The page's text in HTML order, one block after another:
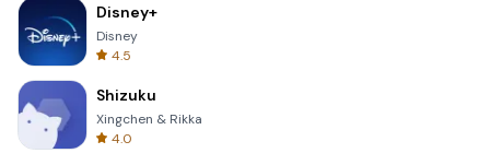
Disney+
Disney
4.5
Shizuku
Xingchen & Rikka
4.0